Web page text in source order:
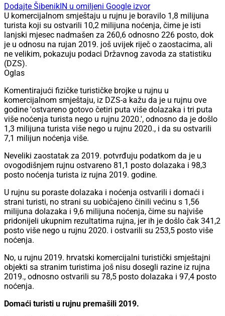
Dodajte ŠibenikIN u omiljeni Google izvor
U komercijalnom smještaju u rujnu je boravilo 1,8 milijuna
turista koji su ostvarili 10,2 milijuna noćenja, čime je isti
lanjski mjesec nadmašen za 260,6 odnosno 226 posto, dok
je u odnosu na rujan 2019. još uvijek riječ o zaostacima, ali
ne velikim, pokazuju podaci Državnog zavoda za statistiku
(DZS).
Oglas
Komentirajući fizičke turističke brojke u rujnu u
komercijalnom smještaju, iz DZS-a kažu da je u rujnu ove
godine 'ostvareno gotovo četiri puta više dolazaka i tri puta
više noćenja turista nego u rujnu 2020.', odnosno da je došlo
1,3 milijuna turista više nego u rujnu 2020., i da su ostvarili
7,1 milijun noćenja više.
Neveliki zaostatak za 2019. potvrđuju podatkom da je u
ovogodišnjem rujnu ostvareno 81,1 posto dolazaka i 98,3
posto noćenja turista iz rujna 2019. godine.
U rujnu su poraste dolazaka i noćenja ostvarili i domaći i
strani turisti, no strani su uobičajeno činili većinu s 1,56
milijuna dolazaka i 9,6 milijuna noćenja, čime su najviše
pridonijeli ukupnim rezultatima rujna, jer ih je došlo čak 341,2
posto više nego u rujnu 2020. i ostvarili su 253,5 posto više
noćenja.
No, u rujnu 2019. hrvatski komercijalni turistički smještajni
objekti sa stranim turistima još nisu dosegli razine iz rujna
2019., odnosno ostvarili su 78,5 posto dolazaka i 97,4 posto
noćenja.
Domaći turisti u rujnu premašili 2019.